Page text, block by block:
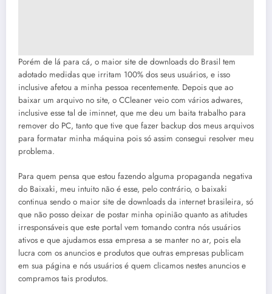
Porém de lá para cá, o maior site de downloads do Brasil tem
adotado medidas que irritam 100% dos seus usuários, e isso
inclusive afetou a minha pessoa recentemente. Depois que ao
baixar um arquivo no site, o CCleaner veio com vários adwares,
inclusive esse tal de iminnet, que me deu um baita trabalho para
remover do PC, tanto que tive que fazer backup dos meus arquivos
para formatar minha máquina pois só assim consegui resolver meu
problema.
Para quem pensa que estou fazendo alguma propaganda negativa
do Baixaki, meu intuito não é esse, pelo contrário, o baixaki
continua sendo o maior site de downloads da internet brasileira, só
que não posso deixar de postar minha opinião quanto as atitudes
irresponsáveis que este portal vem tomando contra nós usuários
ativos e que ajudamos essa empresa a se manter no ar, pois ela
lucra com os anuncios e produtos que outras empresas publicam
em sua página e nós usuários é quem clicamos nestes anuncios e
compramos tais produtos.